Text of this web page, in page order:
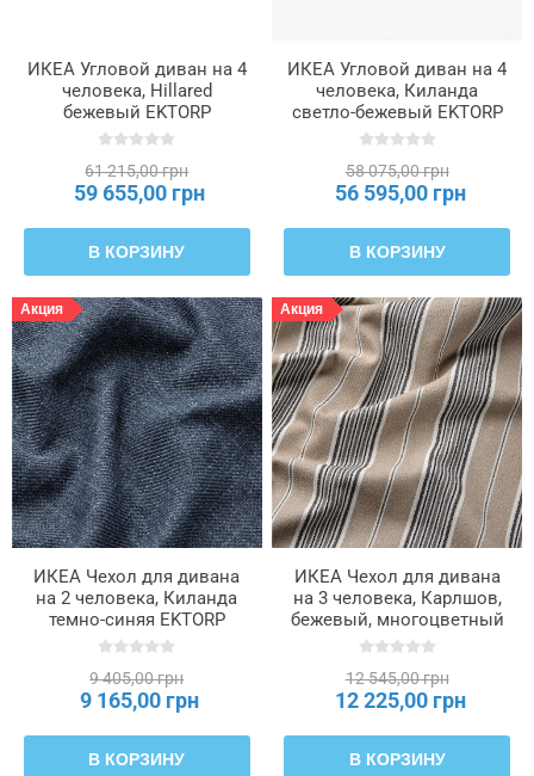
ИКЕА Угловой диван на 4
человека, Hillared
бежевый EKTORP
ЭКТОРП, 094.362.34
61 215,00 грн
59 655,00 грн
В КОРЗИНУ
ИКЕА Угловой диван на 4
человека, Киланда
светло-бежевый EKTORP
ЭКТОРП, 695.089.92
58 075,00 грн
56 595,00 грн
В КОРЗИНУ
Акция
ИКЕА Чехол для дивана
на 2 человека, Киланда
темно-синяя EKTORP
ЭКТОРП, 005.653.48
9 405,00 грн
9 165,00 грн
В КОРЗИНУ
Акция
ИКЕА Чехол для дивана
на 3 человека, Карлшов,
бежевый, многоцветный
EKTORP ЭКТОРП,
12 545,00 грн
12 225,00 грн
В КОРЗИНУ